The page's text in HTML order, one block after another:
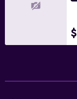
Para no fumadores